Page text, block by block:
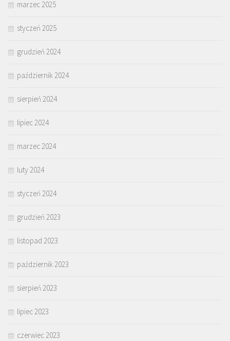
marzec 2025
styczeń 2025
grudzień 2024
październik 2024
sierpień 2024
lipiec 2024
marzec 2024
luty 2024
styczeń 2024
grudzień 2023
listopad 2023
październik 2023
sierpień 2023
lipiec 2023
czerwiec 2023